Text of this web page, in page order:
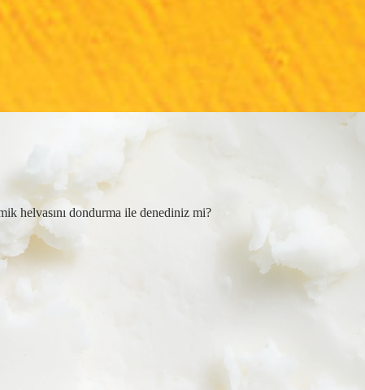
helvasını dondurma ile denediniz mi?